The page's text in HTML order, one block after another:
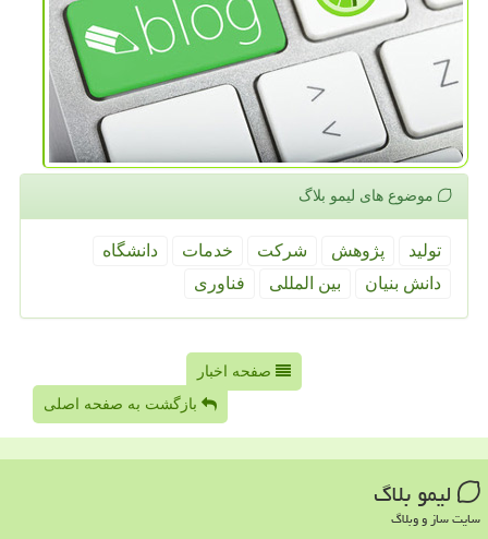
موضوع های لیمو بلاگ
تولید پژوهش شركت خدمات
دانشگاه
دانش بنیان
بین المللی فناوری
صفحه اخبار
بازگشت به صفحه اصلی
لیمو بلاگ
سایت ساز و وبلاگ